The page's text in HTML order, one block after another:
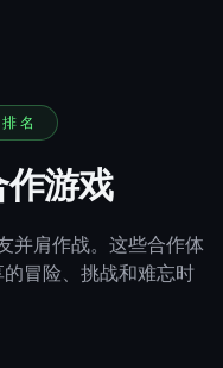
名
游戏
并肩作战。这些合作体
冒险、挑战和难忘时